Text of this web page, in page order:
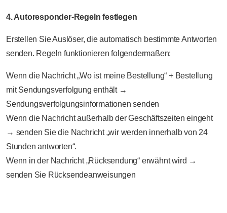
4. Autoresponder-Regeln festlegen
Erstellen Sie Auslöser, die automatisch bestimmte Antworten
senden. Regeln funktionieren folgendermaßen:
Wenn die Nachricht „Wo ist meine Bestellung“ + Bestellung
mit Sendungsverfolgung enthält →
Sendungsverfolgungsinformationen senden
Wenn die Nachricht außerhalb der Geschäftszeiten eingeht
→ senden Sie die Nachricht „wir werden innerhalb von 24
Stunden antworten“.
Wenn in der Nachricht „Rücksendung“ erwähnt wird →
senden Sie Rücksendeanweisungen